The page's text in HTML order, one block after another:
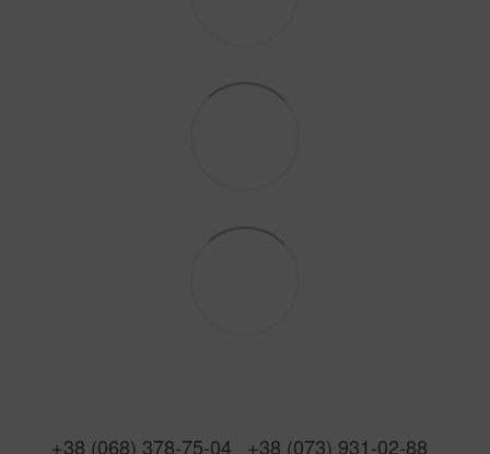
+38 (068) 378-75-04
+38 (073) 931-02-88